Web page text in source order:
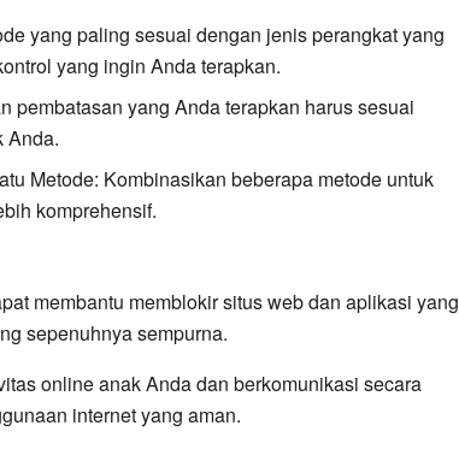
yang paling sesuai dengan jenis perangkat yang
yang ingin Anda terapkan.
pembatasan yang Anda terapkan harus sesuai
Anda.
Metode: Kombinasikan beberapa metode untuk
komprehensif.
membantu memblokir situs web dan aplikasi yang
sepenuhnya sempurna.
online anak Anda dan berkomunikasi secara
internet yang aman.